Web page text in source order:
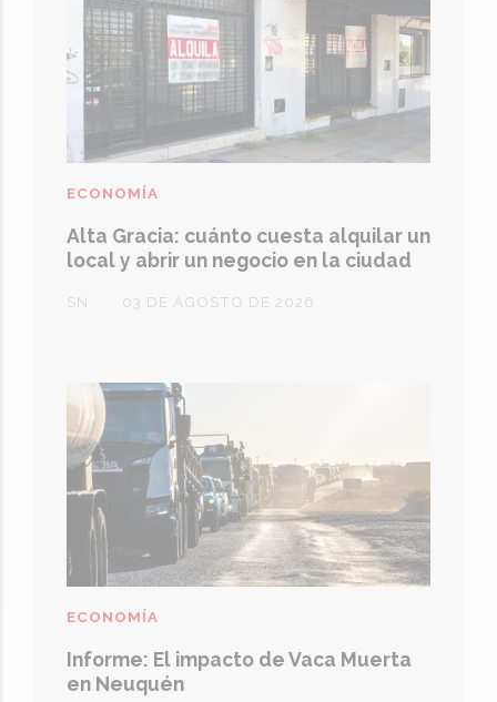
Alta Gracia: cuánto cuesta alquilar un
local y abrir un negocio en la ciudad
SN
ECONOMÍA
03 DE AGOSTO DE 2026
Informe: El impacto de Vaca Muerta
en Neuquén
ECONOMÍA